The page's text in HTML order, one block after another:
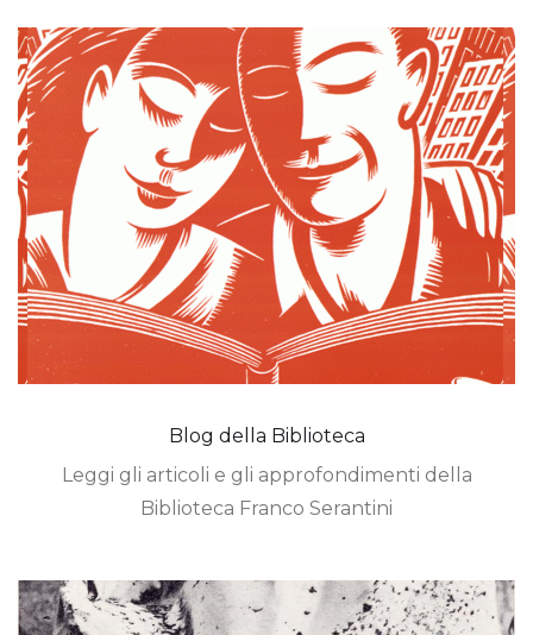
Blog della Biblioteca
Leggi gli articoli e gli approfondimenti della
Biblioteca Franco Serantini